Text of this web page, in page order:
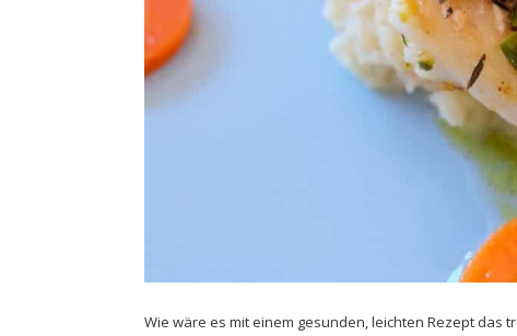
Wie wäre es mit einem gesunden, leichten Rezept das